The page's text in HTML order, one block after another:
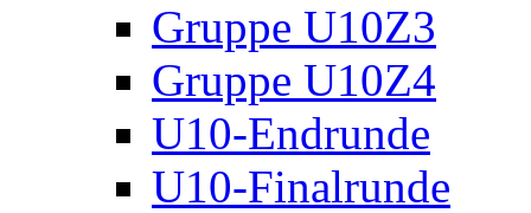
Gruppe U10Z3
Gruppe U10Z4
U10-Endrunde
U10-Finalrunde